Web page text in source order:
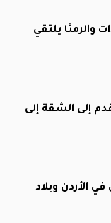
والرمثا يلتقي
إلى الشقة إلى
الأردن وبلاد